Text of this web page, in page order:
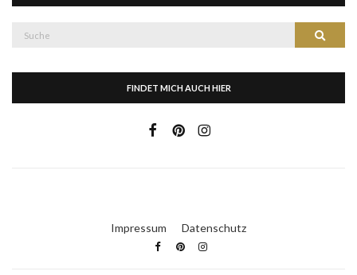
Suche
FINDET MICH AUCH HIER
Impressum Datenschutz